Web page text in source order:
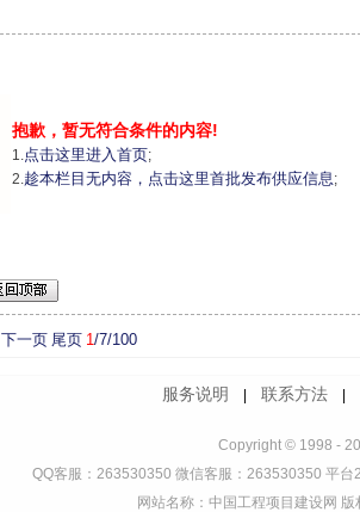
抱歉，暂无符合条件的内容!
1.点击这里进入首页;
2.趁本栏目无内容，点击这里首批发布供应信息;
下一页 尾页 1/7/100
服务说明 联系方法
Copyright © 1998 -
QQ客服：263530350 微信客服：263530350 平
网站名称：中国工程项目建设网